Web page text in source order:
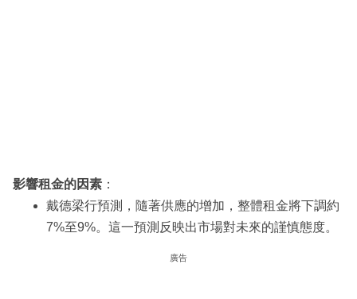
影響租金的因素 ：
戴德梁行預測，隨著供應的增加，整體租金將下調約
7%至9%。這一預測反映出市場對未來的謹慎態度。
廣告